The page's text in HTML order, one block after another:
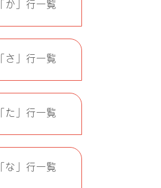
「か」行一覧
「さ」行一覧
「た」行一覧
「な」行一覧